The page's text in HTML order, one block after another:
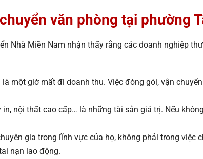
văn phòng tại phường
Nhà Miền Nam nhận thấy rằng các doanh nghiệp
một giờ mất đi doanh thu. Việc đóng gói, vận
in, nội thất cao cấp… là những tài sản giá trị. Nếu
gia trong lĩnh vực của họ, không phải trong việc
nạn lao động.